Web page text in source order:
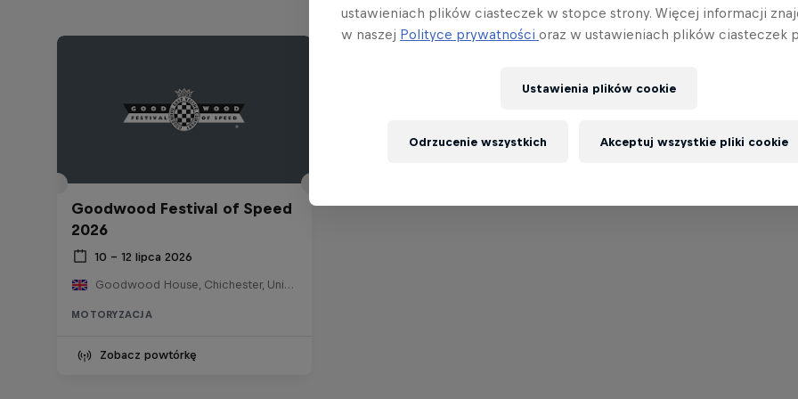
Goodwood Festival of Speed
2026
10 – 12 lipca 2026
Goodwood House, Chichester, United Kingdom
MOTORYZACJA
Zobacz powtórkę
ustawieniach plików ciasteczek w stopce strony. Więcej informacji
w naszej Polityce prywatności oraz w ustawieniach plików ciasteczek
Ustawienia plików cookie
Odrzucenie wszystkich Akceptuj wszystkie pliki cookie